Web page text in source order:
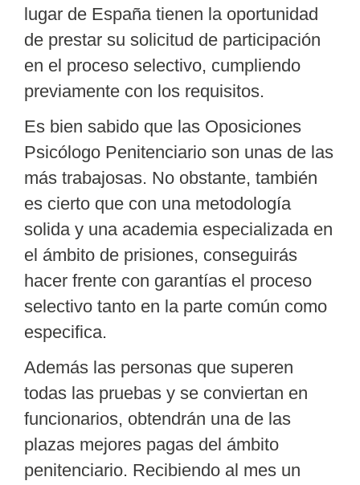
lugar de España tienen la oportunidad
de prestar su solicitud de participación
en el proceso selectivo, cumpliendo
previamente con los requisitos.
Es bien sabido que las Oposiciones
Psicólogo Penitenciario son unas de las
más trabajosas. No obstante, también
es cierto que con una metodología
solida y una academia especializada en
el ámbito de prisiones, conseguirás
hacer frente con garantías el proceso
selectivo tanto en la parte común como
especifica.
Además las personas que superen
todas las pruebas y se conviertan en
funcionarios, obtendrán una de las
plazas mejores pagas del ámbito
penitenciario. Recibiendo al mes un